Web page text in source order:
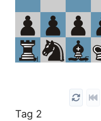
F
G
H
Tag 2